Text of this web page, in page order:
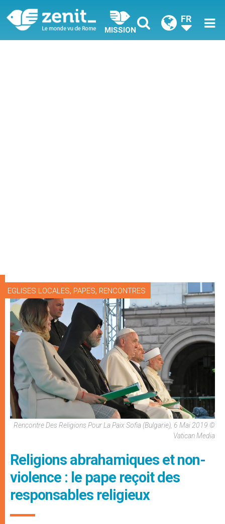
MISSION
FR
EGLISES LOCALES, PAPES, RENCONTRES
Rencontre Des Religions Pour La Paix Sofia (Bulgarie), 6 Mai 2019 ©
Vatican Media
Religions abrahamiques et non-
violence : le pape reçoit des
responsables religieux